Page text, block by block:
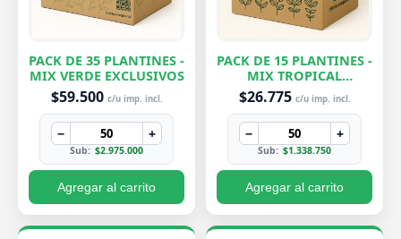
PACK DE 35 PLANTINES -
MIX VERDE EXCLUSIVOS
$59.500 c/u imp. incl.
− +
Sub: $2.975.000
Agregar al carrito
PACK DE 15 PLANTINES -
MIX TROPICAL
EXCLUSIVOS
$26.775 c/u imp. incl.
− +
Sub: $1.338.750
Agregar al carrito